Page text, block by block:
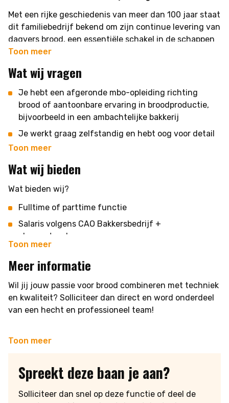
Jouw taken:
Uitvoeren van proces- en kwaliteitscontroles tijdens
het productieproces
werkomgeving
Controleren van het eindproduct om de hoogste
kwaliteit te waarborgen
Zelfstandig werken, maar ook uitstekend
samenwerken met collega's van andere afdelingen
Actief bijdragen aan het optimaliseren van het
productieproces
Met een rijke geschiedenis van meer dan 100 jaar staat
dit familiebedrijf bekend om zijn continue levering van
dagvers brood, een essentiële schakel in de schappen
van Jumbo supermarkten en andere distributeurs. De
als één grote familie, delen trots voor hun werk en
dragen deze passie met zorg over aan de volgende
generaties.
Specialisatie in Broodvariaties:
Gespecialiseerd in een scala aan grootbroden zoals wit,
volkoren, tarwe, en kleinbroden zoals bolletjes, puntjes,
mini bolletjes en krokantjes. Seizoensproducten, zoals
stollen en oliebollen, vormen eveneens een
kenmerkend onderdeel van het assortiment.
Innovatief en Duurzaam:
Deze bakkerij blijft niet alleen trouw aan traditie maar
innoveert ook met moderne afbakmethodes zoals
'bake-off' en introduceert duurzame productielijnen.
Het anticiperen op hedendaagse behoeften, zoals
vezelrijk en glutenvrij brood, vormt een integraal
onderdeel van de bedrijfsfilosofie. Als lid van een
coöperatie van zes industriële bakkerijen in Nederland,
blijft deze bakkerij vooruitstrevend binnen de branche.
passie voor dagvers brood, en toewijding aan kwaliteit
Dagverse Broden blijft een welkome plek voor
liefhebbers van ambachtelijke bakkerijproducten.
Toon meer
Wat wij vragen
Je hebt een afgeronde mbo-opleiding richting
brood of aantoonbare ervaring in broodproductie,
bijvoorbeeld in een ambachtelijke bakkerij
Je werkt graag zelfstandig en hebt oog voor detail
en kwaliteit
Je bent bereid om in een 3-ploegensysteem te
werken, met aantrekkelijke toeslagen volgens de
CAO Bakkersbedrijf
Woonachtig in de omgeving van Alphen aan den
Je bent gemotiveerd, stressbestendig en
oplossingsgericht
Toon meer
Wat wij bieden
Wat bieden wij?
Fulltime of parttime functie
Salaris volgens CAO Bakkersbedrijf +
ploegentoeslagen
Uitzicht op een vast contract
Reiskostenvergoeding
Werken in een stabiel en ervaren familiebedrijf
Toon meer
Meer informatie
Wil jij jouw passie voor brood combineren met techniek
en kwaliteit? Solliciteer dan direct en word onderdeel
van een hecht en professioneel team!
Toon meer
Spreekt deze baan je aan?
Solliciteer dan snel op deze functie of deel de